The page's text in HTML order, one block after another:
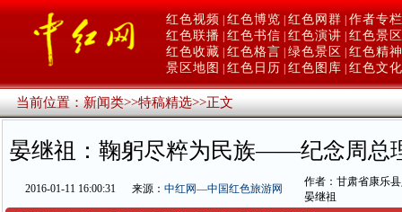
红色视频 红色博览 红色网群 作者专栏
红色联播 红色书信 红色演讲 红色景区
红色收藏 红色格言 绿色景区
红色精神
景区地图
红色日历 红色图库 红色文化
当前位置：新闻类>>特稿精选>>正文
晏继祖：鞠躬尽粹为民族——纪念周总
2016-01-11 16:00:31 来源： 中红网—中国红色旅游网
作者：甘肃省康乐
晏继祖